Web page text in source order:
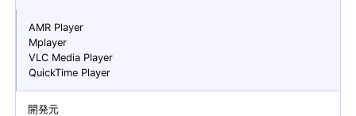
AMR Player
Mplayer
VLC Media Player
QuickTime Player
開発元